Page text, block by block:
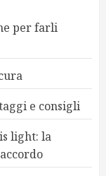
per farli
e consigli
light: la